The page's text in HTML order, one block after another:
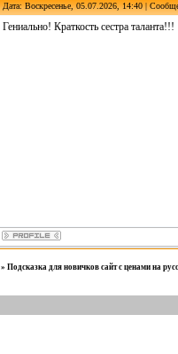
Дата: Воскресенье, 05.07.2026, 14:40 |
Гениально! Краткость сестра таланта!!!
» Подсказка для новичков сайт с ценами на